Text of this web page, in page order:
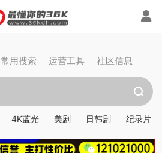
常用搜索 运营工具 社区信息
4K蓝光 美剧 日韩剧 纪录片